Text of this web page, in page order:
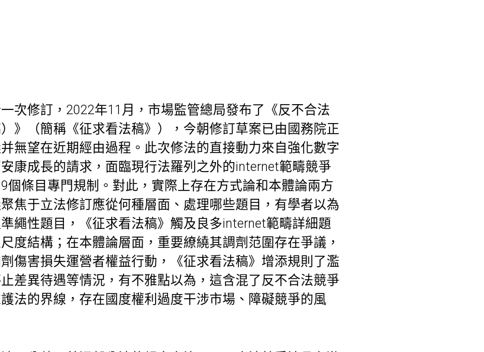
次修訂，2022年11月，市場監管總局發布了《反不合法
》（簡稱《征求看法稿》），今朝修訂草案已由國務院正
無望在近期經由過程。此次修法的直接動力來自強化數字
康成長的請求，面臨現行法羅列之外的internet範疇競爭
個條目專門規制。對此，實際上存在方式論和本體論兩方
焦于立法修訂應從何種層面、處理哪些題目，有學者以為
繩性題目，《征求看法稿》觸及良多internet範疇詳細題
度結構；在本體論層面，重要繚繞其調劑范圍存在爭議，
傷害損失運營者權益行動，《征求看法稿》增添規則了濫
差異待遇等情況，有不雅點以為，這含混了反不合法競爭
法的界線，存在國度權利過度干涉市場、障礙競爭的風